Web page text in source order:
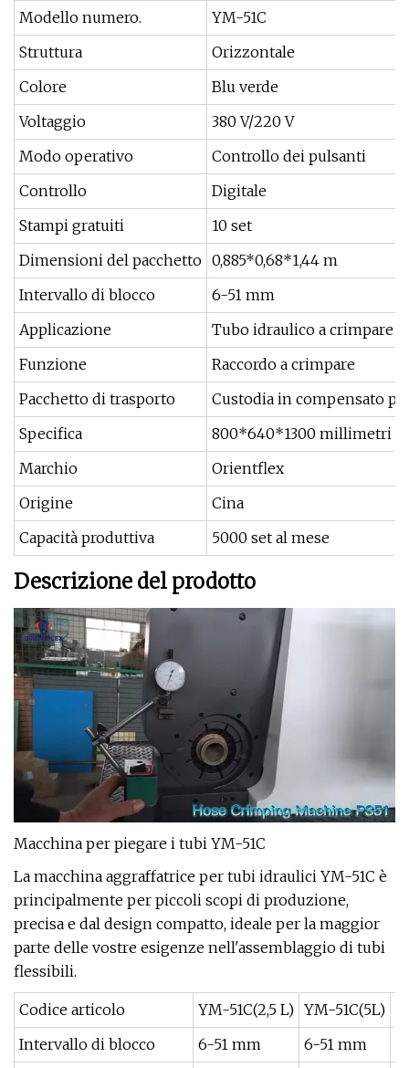
Modello numero.
YM-51C
Struttura
Orizzontale
Colore
Blu verde
Voltaggio
380 V/220 V
Modo operativo
Controllo dei pulsanti
Controllo
Digitale
Stampi gratuiti
10 set
Dimensioni del pacchetto 0,885*0,68*1,44 m
Intervallo di blocco
6-51 mm
Applicazione
Tubo idraulico a crimpare
Funzione
Raccordo a crimpare
Pacchetto di trasporto
Custodia in compensato
Specifica
800*640*1300 millimetri
Marchio
Orientflex
Origine
Cina
Capacità produttiva
5000 set al mese
Descrizione del prodotto
Macchina per piegare i tubi YM-51C
La macchina aggraffatrice per tubi idraulici YM-51C è
principalmente per piccoli scopi di produzione,
precisa e dal design compatto, ideale per la maggior
parte delle vostre esigenze nell'assemblaggio di tubi
flessibili.
Codice articolo YM-51C(2,5 L) YM-51C(5L)
Intervallo di blocco
6-51 mm 6-51 mm